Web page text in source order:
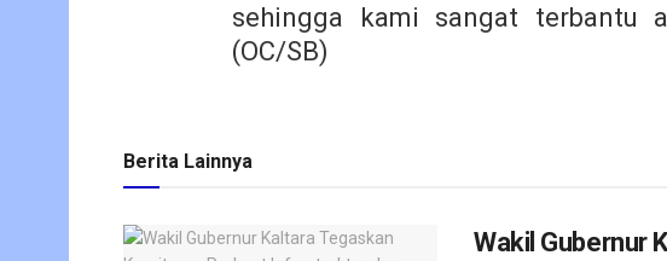
sehingga kami sangat terbantu
(OC/SB)
Berita Lainnya
Wakil Gubernur